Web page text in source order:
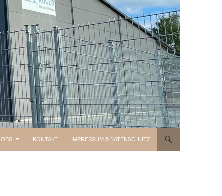
KONTAKT IMPRESSUM & DATENSCHUTZ